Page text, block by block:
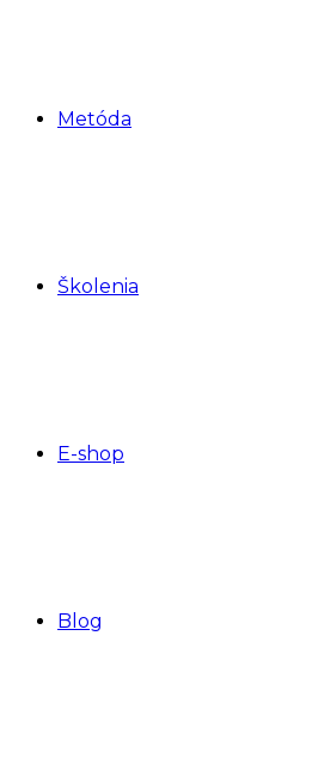
Metóda
Školenia
E-shop
Blog